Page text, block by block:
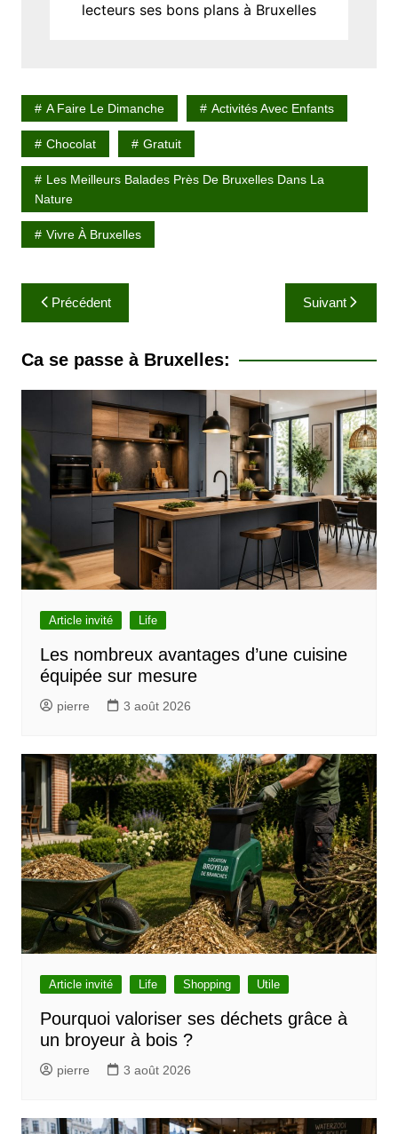
lecteurs ses bons plans à Bruxelles
A Faire Le Dimanche Activités Avec Enfants
Chocolat Gratuit
Les Meilleurs Balades Près De Bruxelles Dans La
Nature
Vivre À Bruxelles
a
v
a
t
i
o
n
d
e
i
l
e
Précédent Suivant
Ca se passe à Bruxelles:
Article invité Life
Les nombreux avantages d’une cuisine
équipée sur mesure
pierre 3 août 2026
Article invité Life Shopping Utile
Pourquoi valoriser ses déchets grâce à
un broyeur à bois ?
pierre 3 août 2026